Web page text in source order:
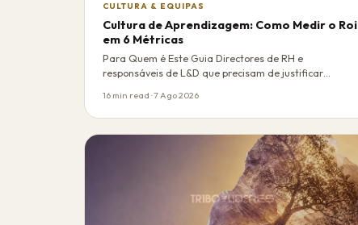
CULTURA & EQUIPAS
Cultura de Aprendizagem: Como Medir o Roi
em 6 Métricas
Para Quem é Este Guia Directores de RH e
responsáveis de L&D que precisam de justificar
16 min read · 7 Ago 2026